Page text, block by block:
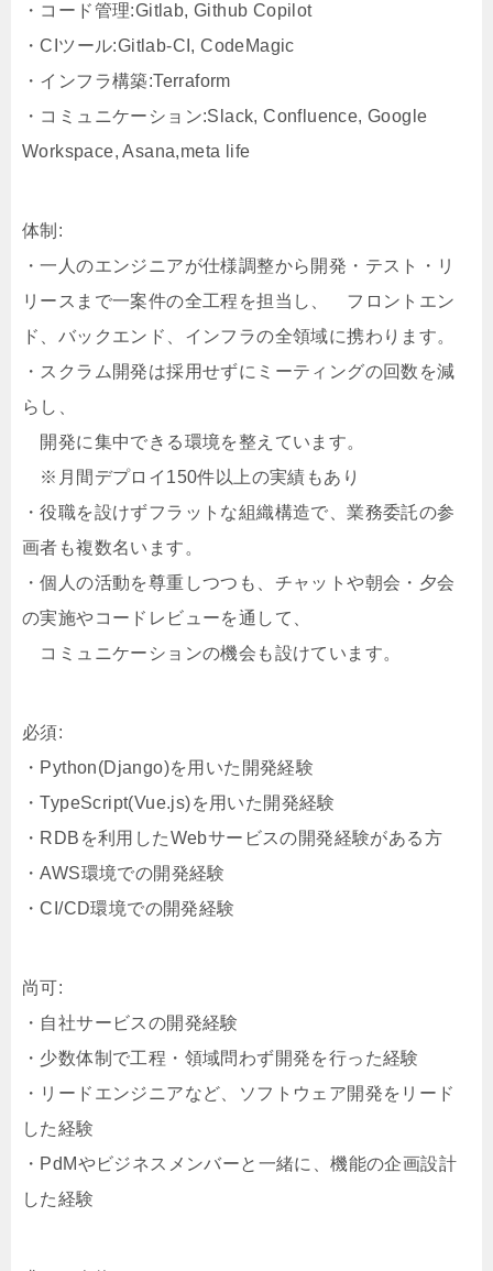
・コード管理:Gitlab, Github Copilot
・CIツール:Gitlab-CI, CodeMagic
・インフラ構築:Terraform
・コミュニケーション:Slack, Confluence, Google
Workspace, Asana,meta life
体制:
・一人のエンジニアが仕様調整から開発・テスト・リ
リースまで一案件の全工程を担当し、 フロントエン
ド、バックエンド、インフラの全領域に携わります。
・スクラム開発は採用せずにミーティングの回数を減
らし、
開発に集中できる環境を整えています。
※月間デプロイ150件以上の実績もあり
・役職を設けずフラットな組織構造で、業務委託の参
画者も複数名います。
・個人の活動を尊重しつつも、チャットや朝会・夕会
の実施やコードレビューを通して、
コミュニケーションの機会も設けています。
必須:
・Python(Django)を用いた開発経験
・TypeScript(Vue.js)を用いた開発経験
・RDBを利用したWebサービスの開発経験がある方
・AWS環境での開発経験
・CI/CD環境での開発経験
尚可:
・自社サービスの開発経験
・少数体制で工程・領域問わず開発を行った経験
・リードエンジニアなど、ソフトウェア開発をリード
した経験
・PdMやビジネスメンバーと一緒に、機能の企画設計
した経験